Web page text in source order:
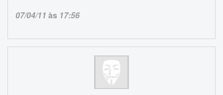
07/04/11 às 17:56